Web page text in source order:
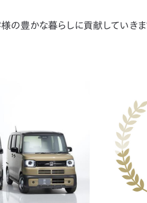
豊かな暮らしに貢献していきま